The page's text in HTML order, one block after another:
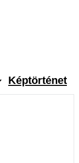
Képtörténet